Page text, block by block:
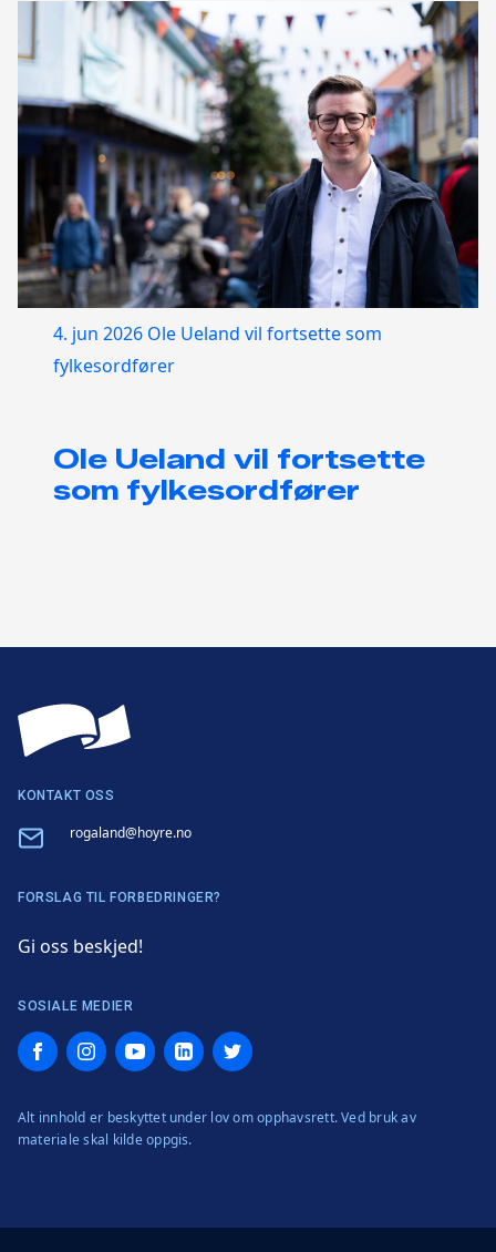
4. jun 2026 Ole Ueland vil fortsette som
fylkesordfører
Ole Ueland vil fortsette
som fylkesordfører
KONTAKT OSS
Email rogaland@hoyre.no
FORSLAG TIL FORBEDRINGER?
Gi oss beskjed!
SOSIALE MEDIER
FacebookInstagramYouTubeLinkedInTwitter
Alt innhold er beskyttet under lov om opphavsrett. Ved bruk av
materiale skal kilde oppgis.